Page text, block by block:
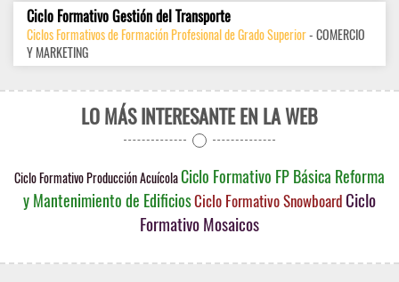
Ciclo Formativo Gestión del Transporte
Ciclos Formativos de Formación Profesional de Grado Superior- COMERCIO
Y MARKETING
LO MÁS INTERESANTE EN LA WEB
Ciclo Formativo Producción AcuícolaCiclo Formativo FP Básica Reforma
y Mantenimiento de EdificiosCiclo Formativo Snowboard Ciclo
Formativo Mosaicos